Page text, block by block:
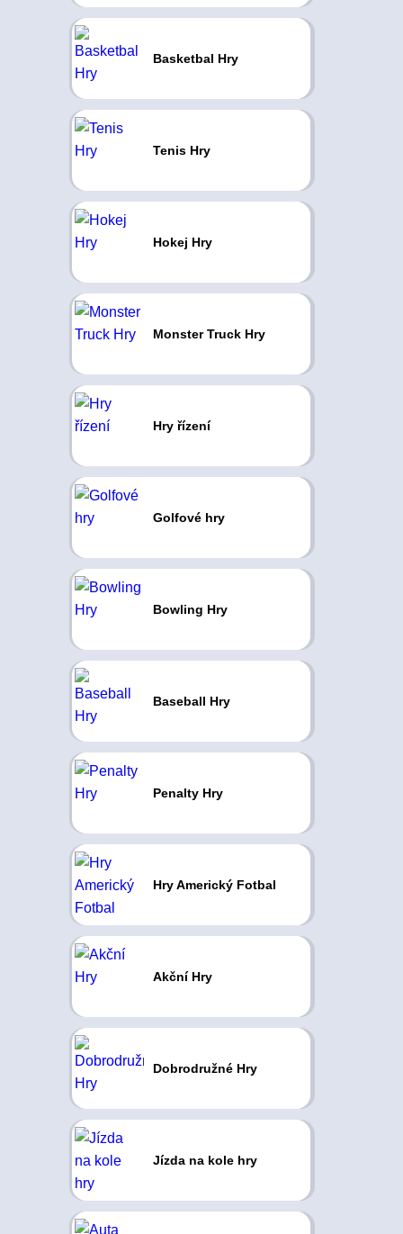
Basketbal Hry
Tenis Hry
Hokej Hry
Monster Truck Hry
Hry řízení
Golfové hry
Bowling Hry
Baseball Hry
Penalty Hry
Hry Americký Fotbal
Akční Hry
Dobrodružné Hry
Jízda na kole hry